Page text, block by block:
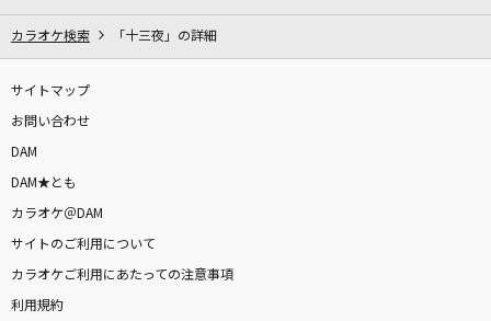
カラオケ検索 「十三夜」の詳細
サイトマップ
お問い合わせ
DAM
DAM★とも
カラオケ＠DAM
サイトのご利用について
カラオケご利用にあたっての注意事項
利用規約